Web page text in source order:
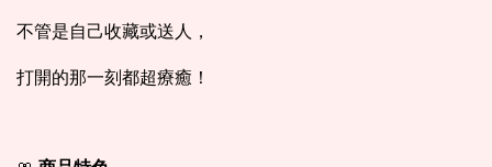
不管是自己收藏或送人，
打開的那一刻都超療癒！